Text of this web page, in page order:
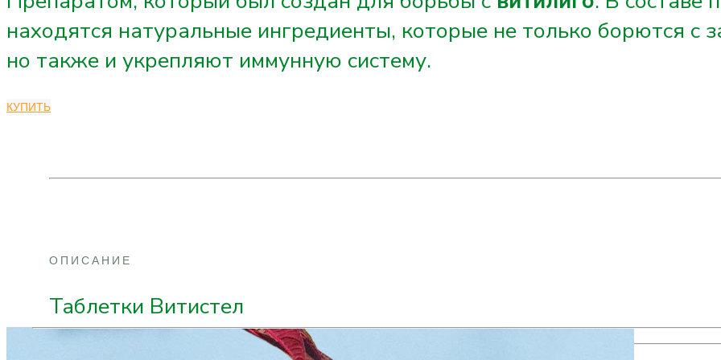
находятся натуральные ингредиенты, которые не только борются с
но также и укрепляют иммунную систему.
КУПИТЬ
ОПИСАНИЕ
Таблетки Витистел